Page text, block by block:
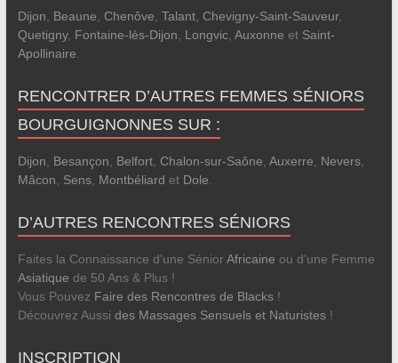
Dijon Beaune Chenôve Talant, Chevigny-Saint-Sauveur,
Quetigny, Fontaine-lès-Dijon Longvic, Auxonne et Saint-
Apollinaire
RENCONTRER D’AUTRES FEMMES SÉNIORS
BOURGUIGNONNES SUR :
Dijon Besançon Belfort, Chalon-sur-Saône Auxerre Nevers,
Mâcon
Sens, Montbéliard et Dole
D’AUTRES RENCONTRES SÉNIORS
Faites la Connaissance d'une SéniorAfricaine ou d'une Femme
Asiatique de 50 Ans & Plus !
Vous Pouvez Faire des Rencontres de Blacks!
Découvrez Aussi des Massages Sensuels et Naturistes!
INSCRIPTION